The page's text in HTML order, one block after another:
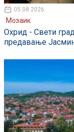
05.08.2026
Мозаик
Охрид - Свети
предавање